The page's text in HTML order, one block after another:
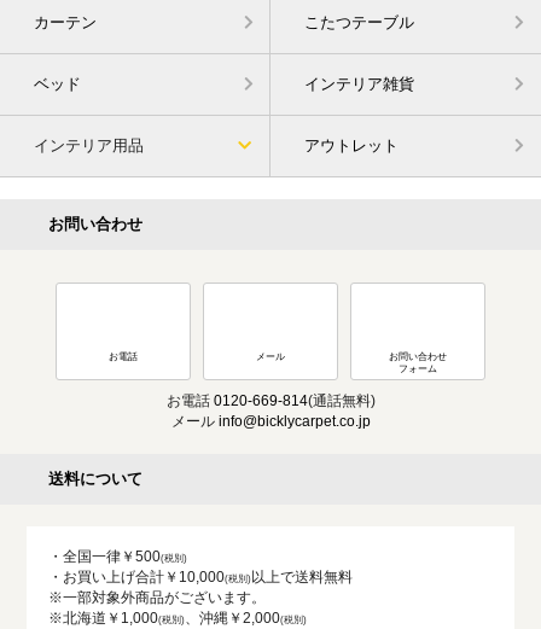
カーテン こたつテーブル
ベッド インテリア雑貨
インテリア用品 アウトレット
お問い合わせ
お電話 メール
お問い合わせ
フォーム
お電話 0120-669-814(通話無料)
メール info@bicklycarpet.co.jp
送料について
・全国一律￥500
・お買い上げ合計￥10,000
以上で送料無料
※一部対象外商品がございます。
※北海道￥1,000
、沖縄￥2,000